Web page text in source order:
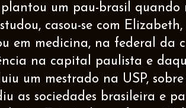
um pau-brasil quando
casou-se com
em medicina, na federal da
na capital paulista e
um mestrado na USP,
as sociedades brasileira e